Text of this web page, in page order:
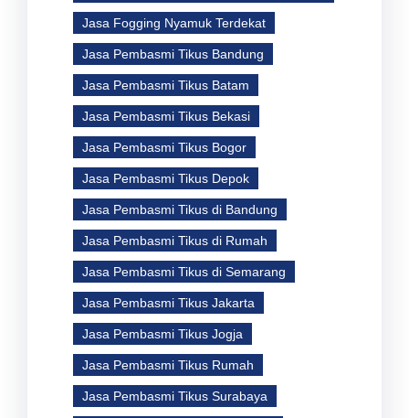
Jasa Fogging Nyamuk Terdekat
Jasa Pembasmi Tikus Bandung
Jasa Pembasmi Tikus Batam
Jasa Pembasmi Tikus Bekasi
Jasa Pembasmi Tikus Bogor
Jasa Pembasmi Tikus Depok
Jasa Pembasmi Tikus di Bandung
Jasa Pembasmi Tikus di Rumah
Jasa Pembasmi Tikus di Semarang
Jasa Pembasmi Tikus Jakarta
Jasa Pembasmi Tikus Jogja
Jasa Pembasmi Tikus Rumah
Jasa Pembasmi Tikus Surabaya